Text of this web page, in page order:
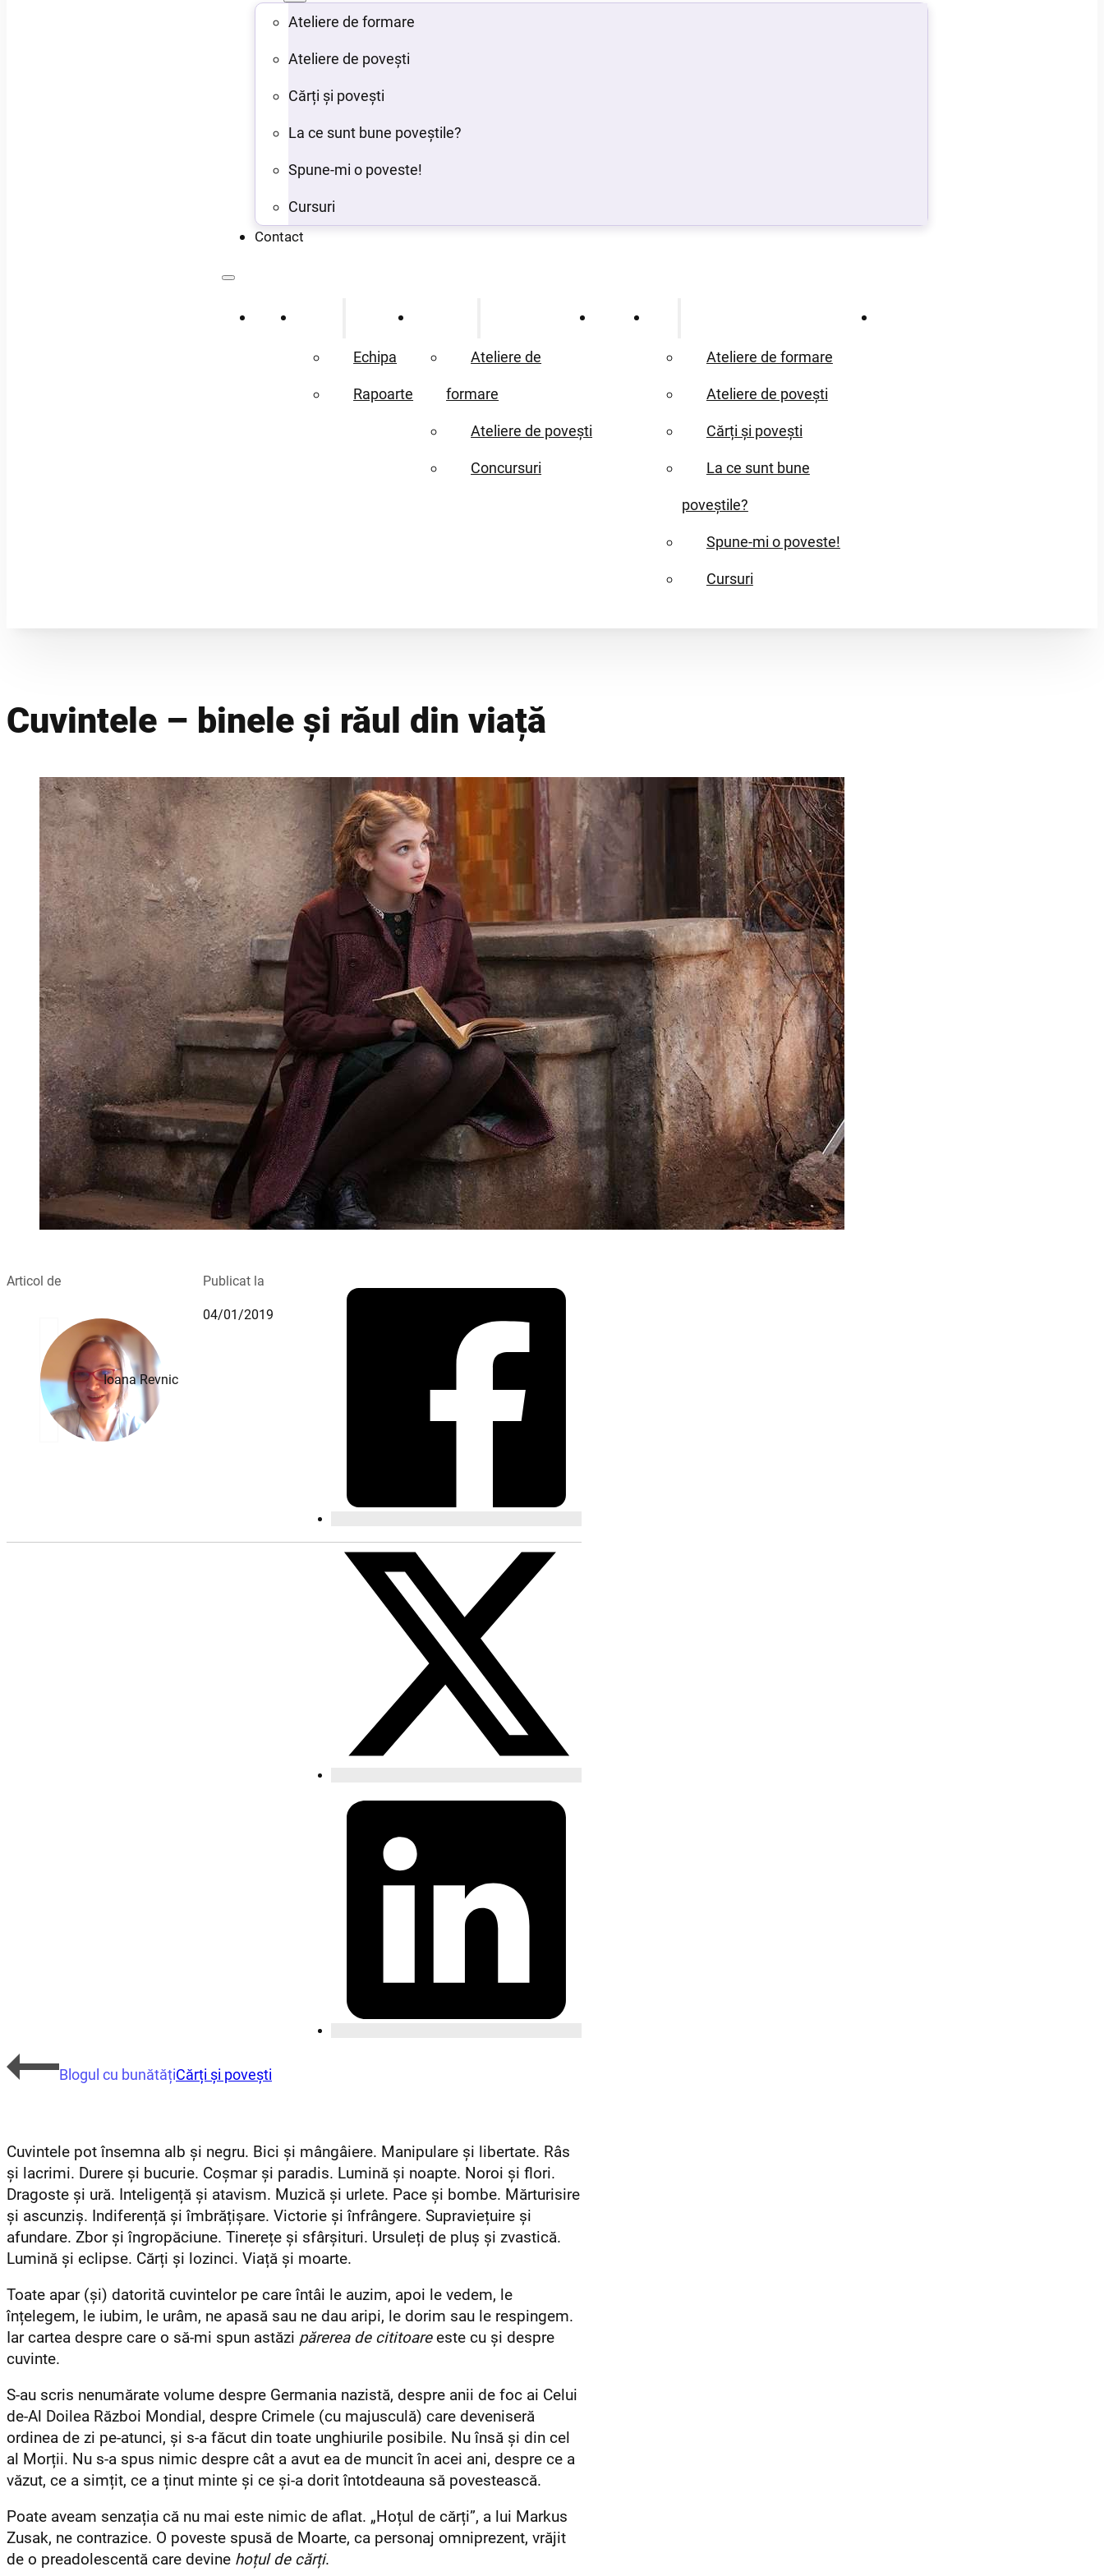
Ateliere de formare
Ateliere de povești
Cărți și povești
La ce sunt bune poveștile?
Spune-mi o poveste!
Cursuri
Contact
Acasă
Echipa
Rapoarte
Ateliere de
formare
Ateliere de povești
Concursuri
Proiecte
Ateliere de formare
Ateliere de povești
Cărți și povești
La ce sunt bune
poveștile?
Spune-mi o poveste!
Cursuri
Cuvintele – binele și răul din viață
Articol de
Ioana Revnic
Publicat la
04/01/2019
Blogul cu bunătățiCărți și povești
Cuvintele pot însemna alb și negru. Bici și mângâiere. Manipulare și libertate. Râs
și lacrimi. Durere și bucurie. Coșmar și paradis. Lumină și noapte. Noroi și flori.
Dragoste și ură. Inteligență și atavism. Muzică și urlete. Pace și bombe. Mărturisire
și ascunziș. Indiferență și îmbrățișare. Victorie și înfrângere. Supraviețuire și
afundare. Zbor și îngropăciune. Tinerețe și sfârșituri. Ursuleți de pluș și zvastică.
Lumină și eclipse. Cărți și lozinci. Viață și moarte.
Toate apar (și) datorită cuvintelor pe care întâi le auzim, apoi le vedem, le
înțelegem, le iubim, le urâm, ne apasă sau ne dau aripi, le dorim sau le respingem.
Iar cartea despre care o să-mi spun astăzi părerea de cititoareeste cu și despre
cuvinte.
S-au scris nenumărate volume despre Germania nazistă, despre anii de foc ai Celui
de-Al Doilea Război Mondial, despre Crimele (cu majusculă) care deveniseră
ordinea de zi pe-atunci, și s-a făcut din toate unghiurile posibile. Nu însă și din cel
al Morții. Nu s-a spus nimic despre cât a avut ea de muncit în acei ani, despre ce a
văzut, ce a simțit, ce a ținut minte și ce și-a dorit întotdeauna să povestească.
Poate aveam senzația că nu mai este nimic de aflat. „Hoțul de cărți”, a lui Markus
Zusak, ne contrazice. O poveste spusă de Moarte, ca personaj omniprezent, vrăjit
de o preadolescentă care devine hoțul de cărți.